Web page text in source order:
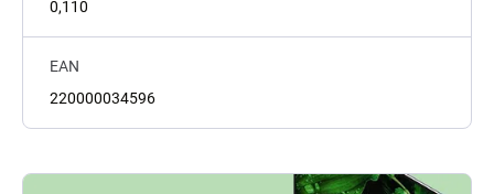
0,110
EAN
220000034596